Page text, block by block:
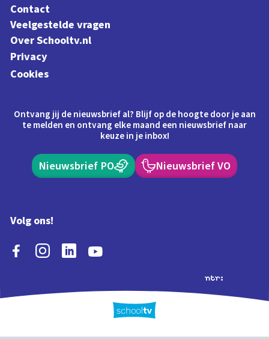
Contact
Veelgestelde vragen
Over Schooltv.nl
Privacy
Cookies
Ontvang jij de nieuwsbrief al? Blijf op de hoogte door je aan
te melden en ontvang elke maand een nieuwsbrief naar
keuze in je inbox!
Nieuwsbrief PO Nieuwsbrief VO
Volg ons!